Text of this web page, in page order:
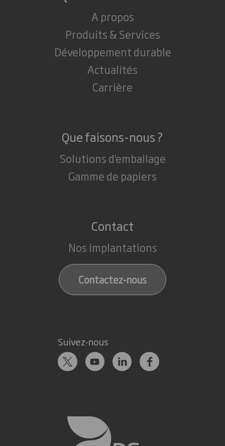
A propos
Produits & Services
Développement durable
Actualités
Carrière
Que faisons-nous ?
Solutions d'emballage
Gamme de papiers
Contact
Nos implantations
Contactez-nous
Suivez-nous